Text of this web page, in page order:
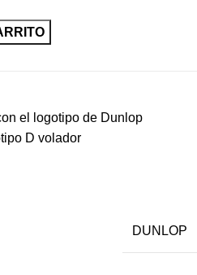
el logotipo de Dunlop
D volador
DUNLOP